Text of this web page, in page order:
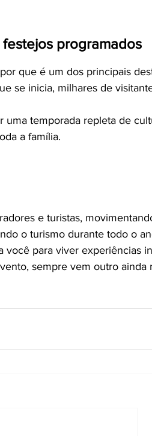
festejos programados
que é um dos principais
se inicia, milhares de
uma temporada repleta de
a família.
e turistas,
o turismo durante todo o
você para viver experiências
sempre vem outro ainda